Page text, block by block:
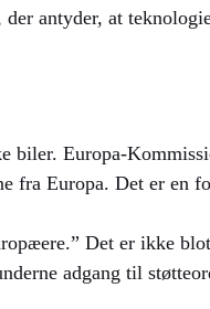
antyder, at
Europa-
fra Europa. Det er en
Det er ikke
adgang til